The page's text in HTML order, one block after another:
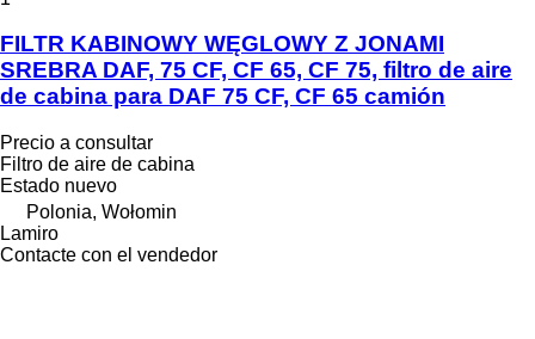
FILTR KABINOWY WĘGLOWY Z JONAMI
SREBRA DAF, 75 CF, CF 65, CF 75, filtro de aire
de cabina para DAF 75 CF, CF 65 camión
Precio a consultar
Filtro de aire de cabina
Estado nuevo
Polonia, Wołomin
Lamiro
Contacte con el vendedor